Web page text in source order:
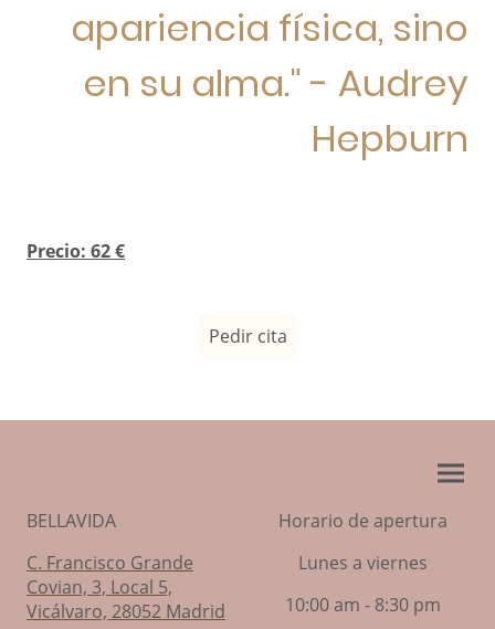
apariencia física, sino
en su alma." - Audrey
Hepburn
Precio: 62 €
Pedir cita
BELLAVIDA
C. Francisco Grande
Covian, 3, Local 5,
Vicálvaro, 28052 Madrid
Horario de apertura
Lunes a viernes
10:00 am - 8:30 pm